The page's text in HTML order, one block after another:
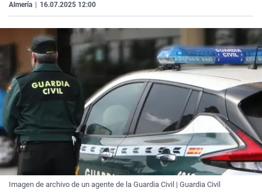
Almería 16.07.2025 12:00
Imagen de archivo de un agente de la Guardia Civil | Guardia Civil